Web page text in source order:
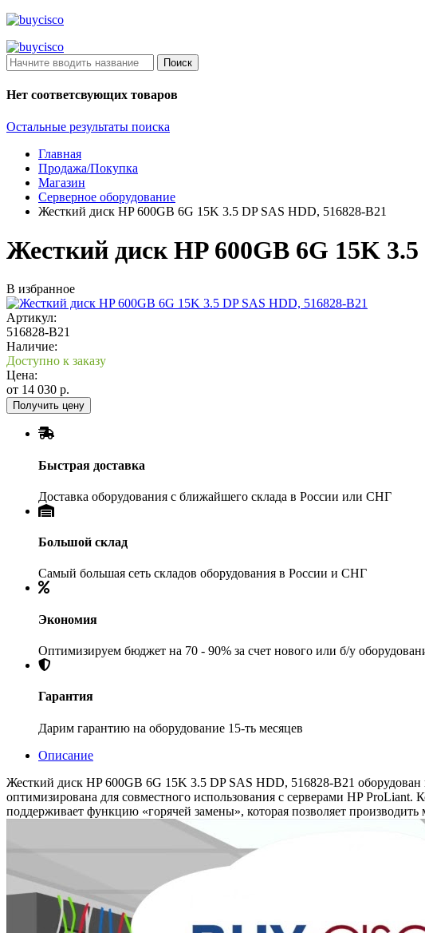
Поиск
Нет соответсвующих товаров
Остальные результаты поиска
Главная
Продажа/Покупка
Магазин
Серверное оборудование
Жесткий диск HP 600GB 6G 15K 3.5 DP SAS HDD, 516828-B21
Жесткий диск HP 600GB 6G 15K
В избранное
Артикул:
516828-B21
Наличие:
Доступно к заказу
Цена:
от 14 030 р.
Получить цену
Быстрая доставка
Доставка оборудования с ближайшего склада в России или СНГ
Большой склад
Самый большая сеть складов оборудования в России и СНГ
Экономия
Оптимизируем бюджет на 70 - 90% за счет нового или б/у
Гарантия
Дарим гарантию на оборудование 15-ть месяцев
Описание
Жесткий диск HP 600GB 6G 15K 3.5 DP SAS HDD, 516828-B21
оптимизирована для совместного использования с серверами HP
поддерживает функцию «горячей замены», которая позволяет